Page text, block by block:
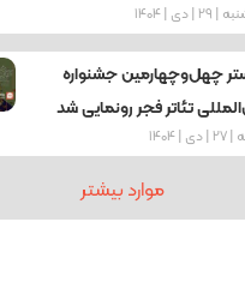
| دی | 1404
چهل‌وچهارمین جشنواره
تئاتر فجر رونمایی شد
| 1404
موارد بیشتر